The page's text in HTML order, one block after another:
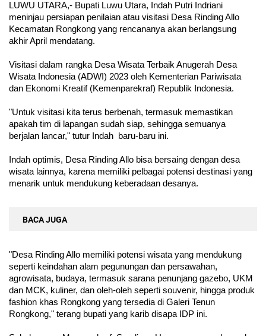
LUWU UTARA,- Bupati Luwu Utara, Indah Putri Indriani
meninjau persiapan penilaian atau visitasi Desa Rinding Allo
Kecamatan Rongkong yang rencananya akan berlangsung
akhir April mendatang.
Visitasi dalam rangka Desa Wisata Terbaik Anugerah Desa
Wisata Indonesia (ADWI) 2023 oleh Kementerian Pariwisata
dan Ekonomi Kreatif (Kemenparekraf) Republik Indonesia.
"Untuk visitasi kita terus berbenah, termasuk memastikan
apakah tim di lapangan sudah siap, sehingga semuanya
berjalan lancar," tutur Indah  baru-baru ini.
Indah optimis, Desa Rinding Allo bisa bersaing dengan desa
wisata lainnya, karena memiliki pelbagai potensi destinasi yang
menarik untuk mendukung keberadaan desanya.
BACA JUGA
"Desa Rinding Allo memiliki potensi wisata yang mendukung
seperti keindahan alam pegunungan dan persawahan,
agrowisata, budaya, termasuk sarana penunjang gazebo, UKM
dan MCK, kuliner, dan oleh-oleh seperti souvenir, hingga produk
fashion khas Rongkong yang tersedia di Galeri Tenun
Rongkong," terang bupati yang karib disapa IDP ini.